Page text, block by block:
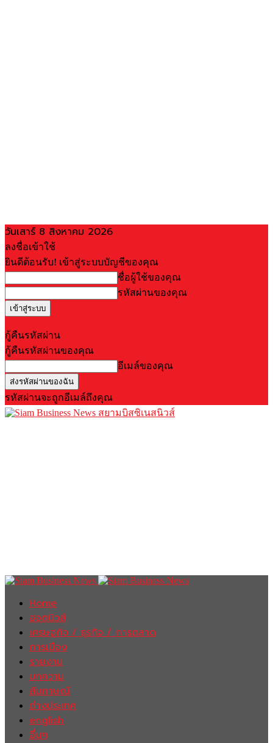
วันเสาร์ 8 สิงหาคม 2026
ลงชื่อเข้าใช้
ยินดีต้อนรับ! เข้าสู่ระบบบัญชีของคุณ
ชื่อผู้ใช้ของคุณ
รหัสผ่านของคุณ
กู้คืนรหัสผ่าน
กู้คืนรหัสผ่านของคุณ
อีเมล์ของคุณ
รหัสผ่านจะถูกอีเมล์ถึงคุณ
สยามบิสซิเนสนิวส์
Home
ฮอตนิวส์
เศรษฐกิจ / ธุรกิจ / การตลาด
การเมือง
รายงาน
บทความ
สัมภาษณ์
ต่างประเทศ
english
อื่นๆ